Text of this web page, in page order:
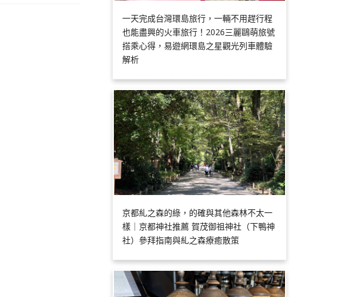
一天完成台灣環島旅行，一輛不用趕行程
也能盡興的火車旅行！2026三麗鷗萌旅號
搭乘心得，易遊網環島之星觀光列車體驗
解析
京都糺之森的綠，的確與其他森林不太一
樣｜京都神社推薦 賀茂御祖神社（下鴨神
社）參拜指南與糺之森療癒散策